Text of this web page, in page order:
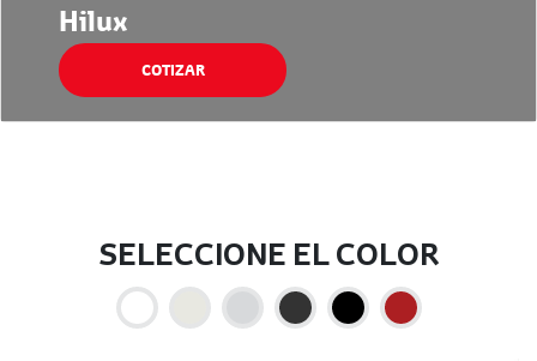
Hilux
COTIZAR
SELECCIONE EL COLOR